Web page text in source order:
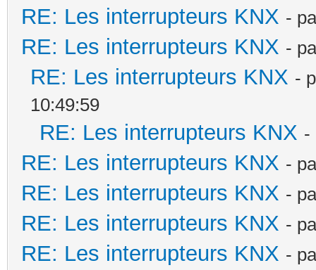
RE: Les interrupteurs KNX -
RE: Les interrupteurs KNX -
RE: Les interrupteurs KNX -
10:49:59
RE: Les interrupteurs KNX -
RE: Les interrupteurs KNX -
RE: Les interrupteurs KNX -
RE: Les interrupteurs KNX -
RE: Les interrupteurs KNX -